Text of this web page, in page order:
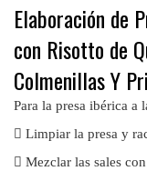
Elaboración de
con Risotto de
Colmenillas Y
Para la presa ibérica a
 Limpiar la presa y
 Mezclar las sales